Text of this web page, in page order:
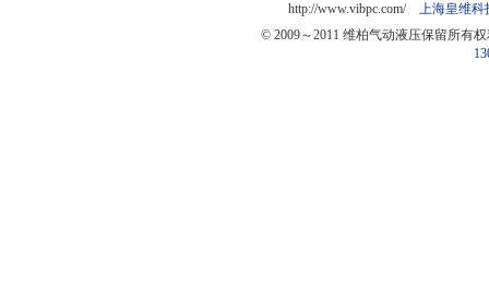
http://www.vibpc.com/ 上海皇维科
© 2009～2011 维柏气动液压保留所有